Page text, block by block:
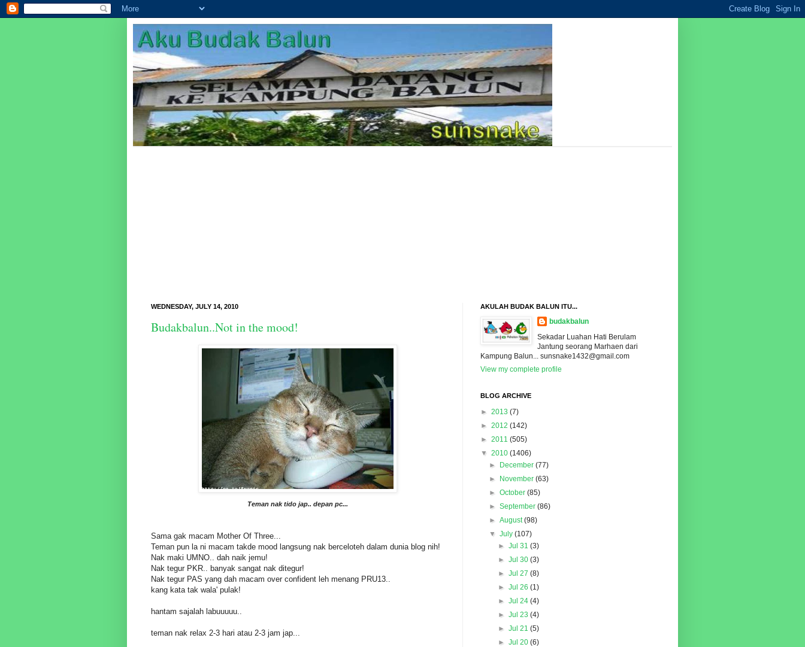
WEDNESDAY, JULY 14, 2010
Budakbalun..Not in the mood!
Teman nak tido jap.. depan pc...
Sama gak macam Mother Of Three...
Teman pun la ni macam takde mood langsung nak berceloteh dalam dunia blog nih!
Nak maki UMNO.. dah naik jemu!
Nak tegur PKR.. banyak sangat nak ditegur!
Nak tegur PAS yang dah macam over confident leh menang PRU13..
kang kata tak wala' pulak!
hantam sajalah labuuuuu..
teman nak relax 2-3 hari atau 2-3 jam jap...
AKULAH BUDAK BALUN ITU...
budakbalun
Sekadar Luahan Hati Berulam
Jantung seorang Marhaen dari
Kampung Balun... sunsnake1432@gmail.com
View my complete profile
BLOG ARCHIVE
► 2013 (7)
► 2012 (142)
► 2011 (505)
▼ 2010 (1406)
►
December (77)
►
November (63)
►October (85)
►September (86)
►August (98)
▼ July (107)
► Jul 31 (3)
► Jul 30 (3)
► Jul 27 (8)
► Jul 26 (1)
► Jul 24 (4)
► Jul 23 (4)
► Jul 21 (5)
► Jul 20 (6)